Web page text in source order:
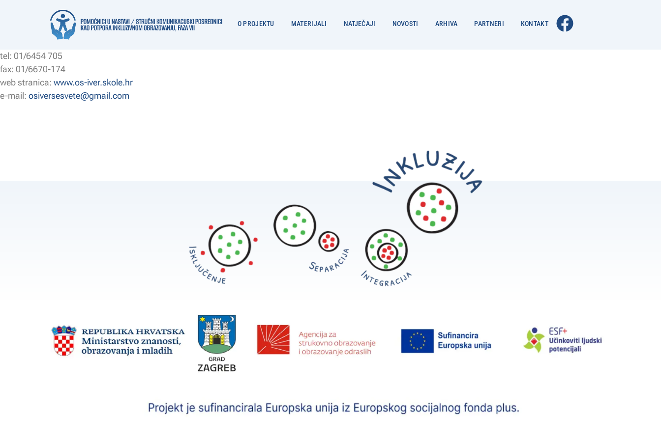
O PROJEKTU MATERIJALI NATJEČAJI NOVOSTI ARHIVA PARTNERI KONTAKT
Mladena Halape 8, 10361 Sesvetski Kraljevec, Sesvete
tel: 01/6454 705
fax: 01/6670-174
web stranica: www.os-iver.skole.hr
e-mail: osiversesvete@gmail.com